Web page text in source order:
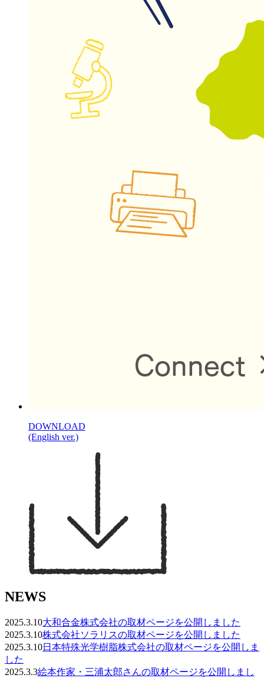
DOWNLOAD
(English ver.)
NEWS
2025.3.10大和合金株式会社の取材ページを公開しました
2025.3.10株式会社ソラリスの取材ページを公開しました
2025.3.10日本特殊光学樹脂株式会社の取材ページを公開しま
した
2025.3.3絵本作家・三浦太郎さんの取材ページを公開しまし